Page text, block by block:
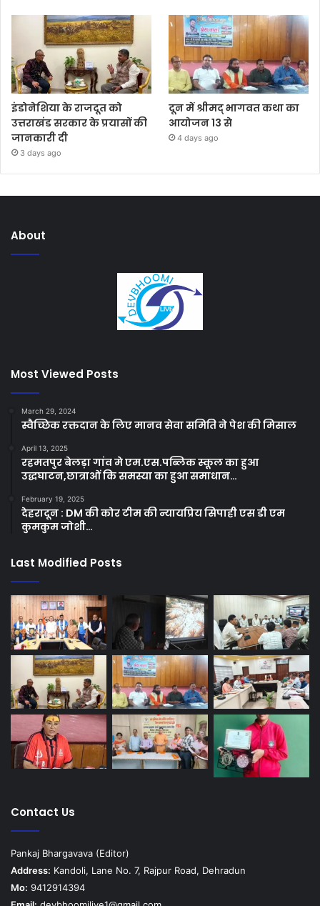
इंडोनेशिया के राजदूत को
उत्तराखंड सरकार के प्रयासों की
जानकारी दी
3 days ago
दून में श्रीमद् भागवत कथा का
आयोजन 13 से
4 days ago
About
Most Viewed Posts
March 29, 2024
स्वैच्छिक रक्तदान के लिए मानव सेवा समिति ने पेश की मिसाल
April 13, 2025
रहमतपुर बेलड़ा गांव मे एम.एस.पब्लिक स्कूल का हुआ
उद्धघाटन,छात्राओं कि समस्या का हुआ समाधान…
February 19, 2025
देहरादून : DM की कोर टीम की न्यायप्रिय सिपाही एस डी एम
कुमकुम जोशी…
Last Modified Posts
Contact Us
Pankaj Bhargavava (Editor)
Address: Kandoli, Lane No. 7, Rajpur Road, Dehradun
Mo: 9412914394